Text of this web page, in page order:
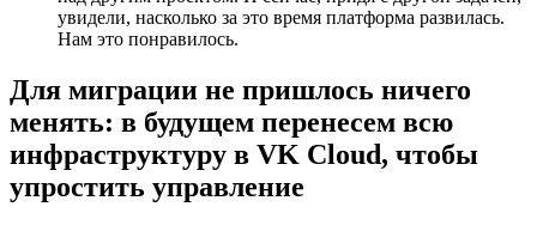
увидели, насколько за это время платформа развилась.
Нам это понравилось.
Для миграции не пришлось ничего
менять: в будущем перенесем всю
инфраструктуру в VK Cloud, чтобы
упростить управление